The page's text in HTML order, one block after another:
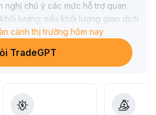
nghị chú ý các mức hỗ trợ quan
lượng; nếu khối lượng giao dịch
cự ngắn hạn (nên chú ý vùng
xem xét mua vào hợp lý, ngược
tránh rủi ro điều chỉnh và dao
nên có khả năng chống chịu tốt,
dữ liệu vĩ mô và trên chuỗi; nếu
cảnh thị trường hôm nay
TradeGPT